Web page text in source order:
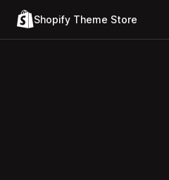
Shopify Theme Store